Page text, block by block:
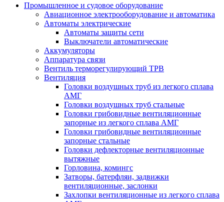
Промышленное и судовое оборудование
Авиационное электрооборудование и автоматика
Автоматы электрические
Автоматы защиты сети
Выключатели автоматические
Аккумуляторы
Аппаратура связи
Вентиль терморегулирующий ТРВ
Вентиляция
Головки воздушных труб из легкого сплава
АМГ
Головки воздушных труб стальные
Головки грибовидные вентиляционные
запорные из легкого сплава АМГ
Головки грибовидные вентиляционные
запорные стальные
Головки дефлекторные вентиляционные
вытяжные
Горловина, комингс
Затворы, батерфляи, задвижки
вентиляционные, заслонки
Захлопки вентиляционные из легкого сплава